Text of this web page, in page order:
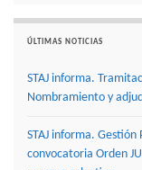
ÚLTIMAS NOTICIAS
STAJ informa.
Nombramiento y
STAJ informa. Gestión
convocatoria Orden